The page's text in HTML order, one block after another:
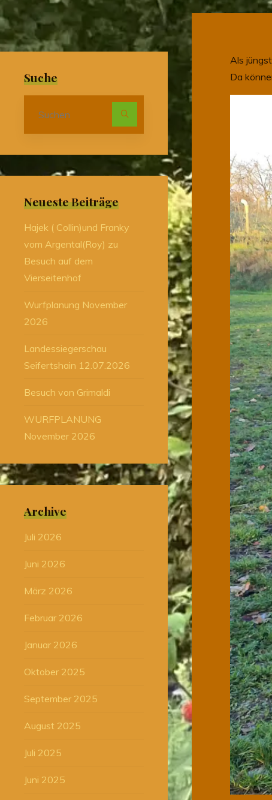
Als
Da
Suche
Suchen
Neueste Beiträge
Hajek ( Collin)und Franky
vom Argental(Roy) zu
Besuch auf dem
Vierseitenhof
Wurfplanung November
2026
Landessiegerschau
Seifertshain 12.07.2026
Besuch von Grimaldi
WURFPLANUNG
November 2026
Archive
Juli 2026
Juni 2026
März 2026
Februar 2026
Januar 2026
Oktober 2025
September 2025
August 2025
Juli 2025
Juni 2025